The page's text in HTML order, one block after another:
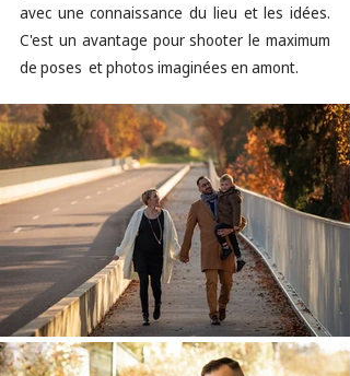
avec une connaissance du lieu et les idées.
C'est un avantage pour shooter le maximum
de poses  et photos imaginées en amont.